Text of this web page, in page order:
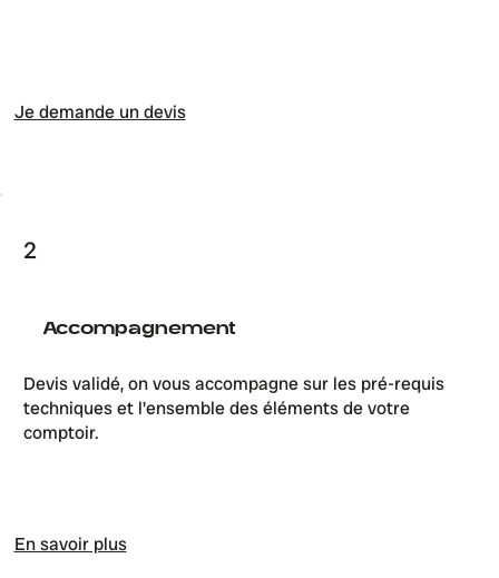
Je demande un devis
2
Accompagnement
Devis validé, on vous accompagne sur les pré-requis
techniques et l'ensemble des éléments de votre
comptoir.
En savoir plus